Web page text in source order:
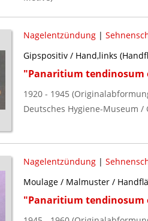
Nagelentzündung|
Gipspositiv / Hand,links
"Panaritium tendinosum
1920 - 1945
Deutsches Hygiene-Museum
Nagelentzündung|
Moulage / Malmuster /
"Panaritium tendinosum